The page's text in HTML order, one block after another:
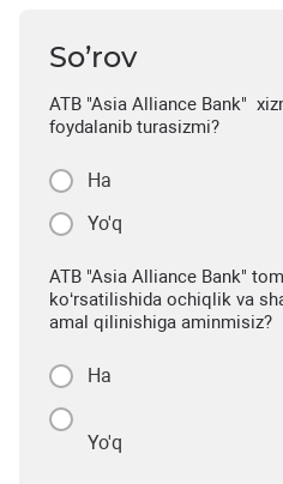
So’rov
ATB "Asia Alliance Bank"
foydalanib turasizmi?
Ha
Yo'q
ATB "Asia Alliance Bank"
ko‘rsatilishida ochiqlik va
amal qilinishiga aminmisiz?
Ha
Yo'q